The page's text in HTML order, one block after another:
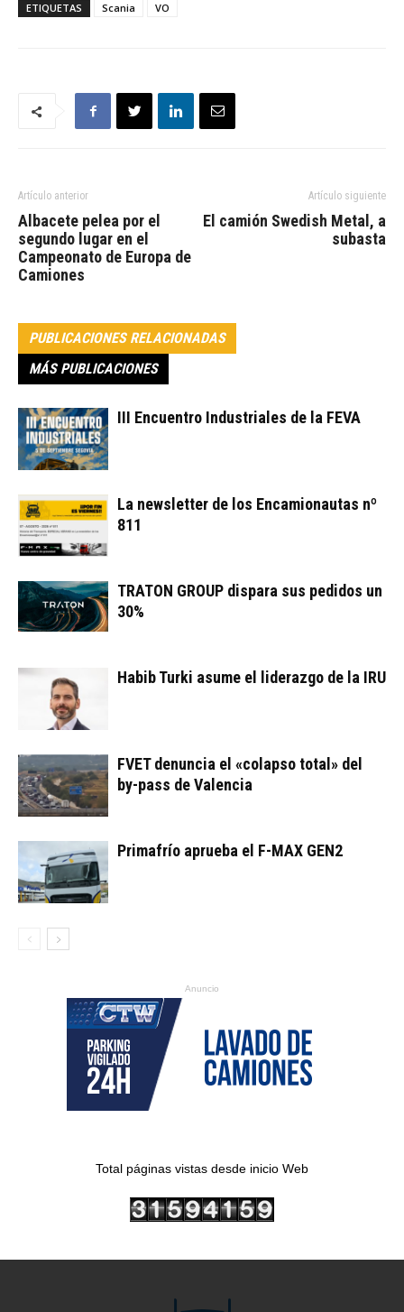
ETIQUETAS Scania VO
Artículo anterior
Albacete pelea por el
segundo lugar en el
Campeonato de Europa de
Camiones
Artículo siguiente
El camión Swedish Metal, a
subasta
PUBLICACIONES RELACIONADAS
MÁS PUBLICACIONES
III Encuentro Industriales de la FEVA
La newsletter de los Encamionautas nº
811
TRATON GROUP dispara sus pedidos un
30%
Habib Turki asume el liderazgo de la IRU
FVET denuncia el «colapso total» del
by-pass de Valencia
Primafrío aprueba el F-MAX GEN2
Anuncio
Total páginas vistas desde inicio Web